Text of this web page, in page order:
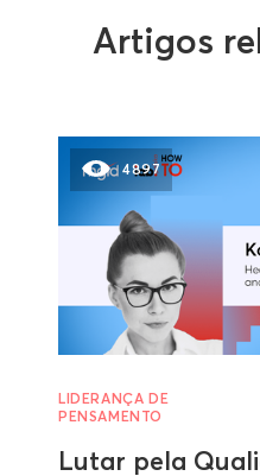
Artigos
4897
LIDERANÇA DE
PENSAMENTO
Lutar pela